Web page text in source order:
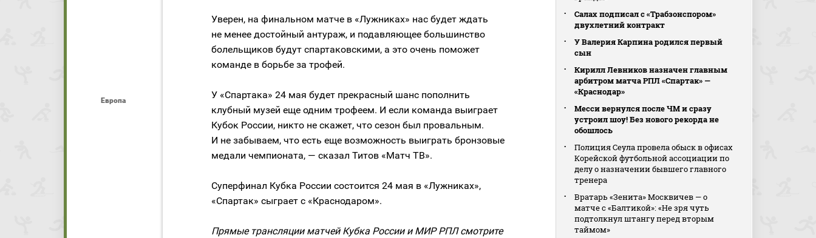
Европа
Уверен, на финальном матче в «Лужниках» нас будет ждать
не менее достойный антураж, и подавляющее большинство
болельщиков будут спартаковскими, а это очень поможет
команде в борьбе за трофей.
У «Спартака» 24 мая будет прекрасный шанс пополнить
клубный музей еще одним трофеем. И если команда выиграет
Кубок России, никто не скажет, что сезон был провальным.
И не забываем, что есть еще возможность выиграть бронзовые
медали чемпионата, — сказал Титов «Матч ТВ».
Суперфинал Кубка России состоится 24 мая в «Лужниках»,
«Спартак» сыграет с «Краснодаром».
Прямые трансляции матчей Кубка России и МИР РПЛ смотрите
Салах подписал с «Трабзонспором»
двухлетний контракт
У Валерия Карпина родился первый
сын
Кирилл Левников назначен главным
арбитром матча РПЛ «Спартак» —
«Краснодар»
Месси вернулся после ЧМ и сразу
устроил шоу! Без нового рекорда не
обошлось
Полиция Сеула провела обыск в офисах
Корейской футбольной ассоциации по
делу о назначении бывшего главного
тренера
Вратарь «Зенита» Москвичев — о
матче с «Балтикой»: «Не зря чуть
подтолкнул штангу перед вторым
таймом»